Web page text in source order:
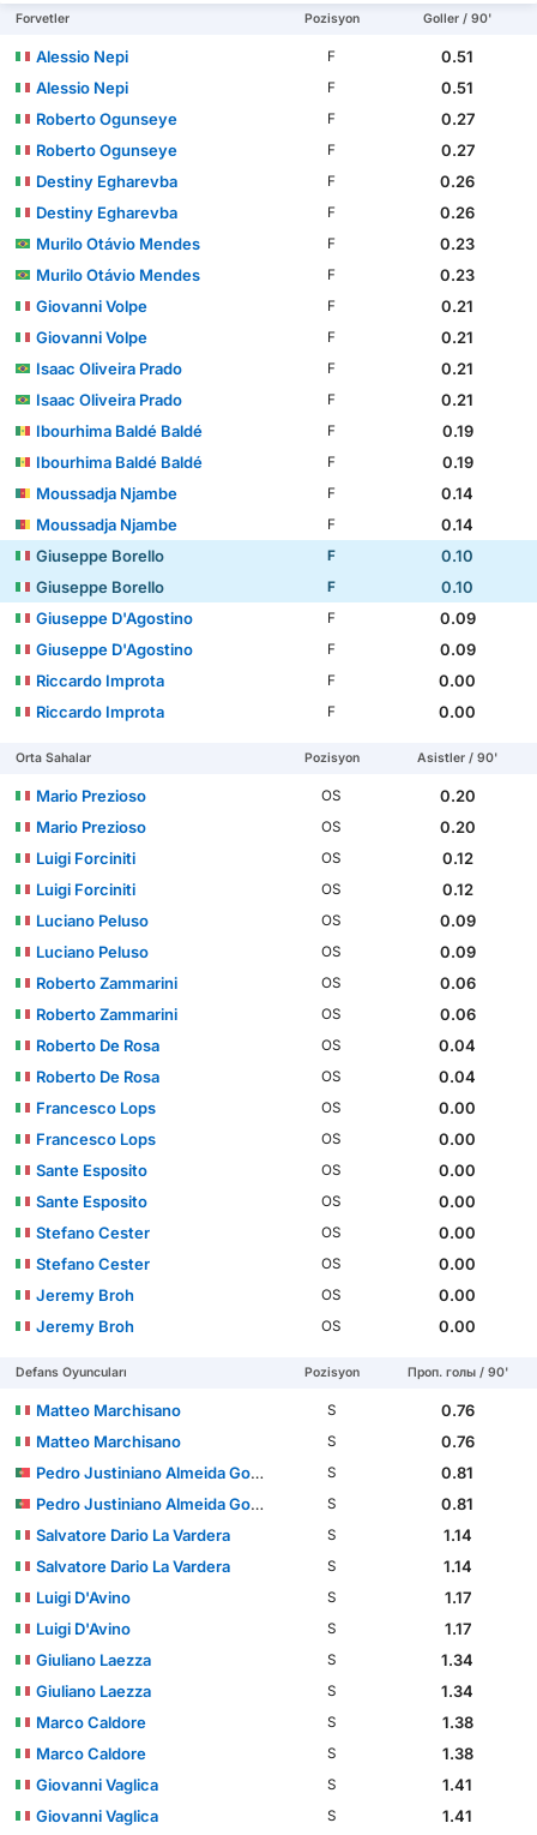
Forvetler Pozisyon Goller / 90'
Alessio Nepi F
0.51
Alessio Nepi
F
0.51
Roberto Ogunseye
F
0.27
Roberto Ogunseye
F
0.27
Destiny Egharevba
F
0.26
Destiny Egharevba
F
0.26
Murilo Otávio Mendes
F
0.23
Murilo Otávio Mendes
F
0.23
Giovanni Volpe
F
0.21
Giovanni Volpe
F
0.21
Isaac Oliveira Prado
F
0.21
Isaac Oliveira Prado
F
0.21
Ibourhima Baldé Baldé
F
0.19
Ibourhima Baldé Baldé
F
0.19
Moussadja Njambe
F
0.14
Moussadja Njambe
F
0.14
Giuseppe Borello
F
0.10
Giuseppe Borello
F
0.10
Giuseppe D'Agostino
F
0.09
Giuseppe D'Agostino
F
0.09
Riccardo Improta
F
0.00
Riccardo Improta
F 0.00
Orta Sahalar Pozisyon Asistler / 90'
Mario Prezioso OS
0.20
Mario Prezioso
OS
0.20
Luigi Forciniti
OS
0.12
Luigi Forciniti
OS
0.12
Luciano Peluso
OS
0.09
Luciano Peluso
OS
0.09
Roberto Zammarini
OS
0.06
Roberto Zammarini
OS
0.06
Roberto De Rosa
OS
0.04
Roberto De Rosa
OS
0.04
Francesco Lops
OS
0.00
Francesco Lops
OS
0.00
Sante Esposito
OS
0.00
Sante Esposito
OS
0.00
Stefano Cester
OS
0.00
Stefano Cester
OS
0.00
Jeremy Broh
OS
0.00
Jeremy Broh
OS 0.00
Defans Oyuncuları Pozisyon Проп. голы / 90'
Matteo Marchisano S
0.76
Matteo Marchisano
S
0.76
Pedro Justiniano Almeida Gomes
S
0.81
Pedro Justiniano Almeida Gomes
S
0.81
Salvatore Dario La Vardera
S
1.14
Salvatore Dario La Vardera
S
1.14
Luigi D'Avino
S
1.17
Luigi D'Avino
S
1.17
Giuliano Laezza
S
1.34
Giuliano Laezza
S
1.34
Marco Caldore
S
1.38
Marco Caldore
S
1.38
Giovanni Vaglica
S
1.41
Giovanni Vaglica
S
1.41